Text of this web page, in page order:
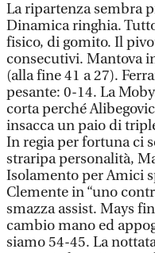
La ripartenza sembra
Dinamica ringhia.
fisico, di gomito. Il
consecutivi. Mantova
(alla fine 41 a 27).
pesante: 0-14. La
corta perché
insacca un paio di
In regia per fortuna ci
straripa personalità,
Isolamento per Amici
Clemente in “uno
smazza assist. Mays
cambio mano ed
siamo 54-45. La